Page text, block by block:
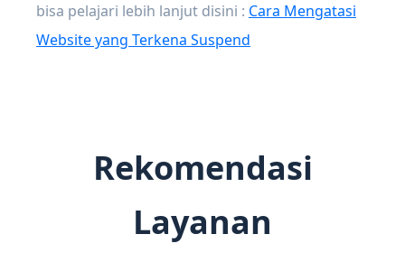
bisa pelajari lebih lanjut disini : Cara Mengatasi
Website yang Terkena Suspend
Rekomendasi
Layanan